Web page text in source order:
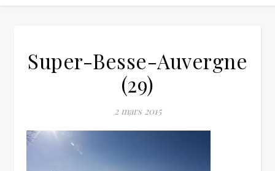
Super-Besse-Auvergne
(29)
2 mars 2015